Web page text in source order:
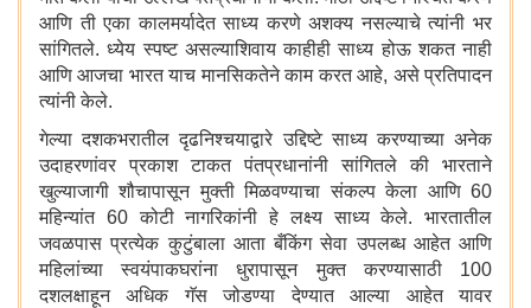
आणि ती एका कालमर्यादेत साध्य करणे अशक्य नसल्याचे त्यांनी भर
सांगितले. ध्येय स्पष्ट असल्याशिवाय काहीही साध्य होऊ शकत नाही
आणि आजचा भारत याच मानसिकतेने काम करत आहे, असे प्रतिपादन
त्यांनी केले.
गेल्या दशकभरातील दृढनिश्चयाद्वारे उद्दिष्टे साध्य करण्याच्या अनेक
उदाहरणांवर प्रकाश टाकत पंतप्रधानांनी सांगितले की भारताने
खुल्याजागी शौचापासून मुक्ती मिळवण्याचा संकल्प केला आणि 60
महिन्यांत 60 कोटी नागरिकांनी हे लक्ष्य साध्य केले. भारतातील
जवळपास प्रत्येक कुटुंबाला आता बँकिंग सेवा उपलब्ध आहेत आणि
महिलांच्या स्वयंपाकघरांना धुरापासून मुक्त करण्यासाठी 100
दशलक्षाहून अधिक गॅस जोडण्या देण्यात आल्या आहेत यावर